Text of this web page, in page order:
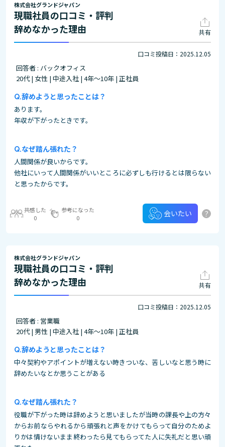
株式会社グランドジャパン
現職社員の口コミ・評判
辞めなかった理由
共有
口コミ投稿日：2025.12.05
回答者 : バックオフィス
20代 | 女性 | 中途入社 | 4年～10年 | 正社員
辞めようと思ったことは？
あります。
年収が下がったときです。
なぜ踏ん張れた？
人間関係が良いからです。
他社にいって人間関係がいいところに必ずしも行けるとは限らない
と思ったからです。
共感した
0
参考になった
0
会いたい ?
株式会社グランドジャパン
現職社員の口コミ・評判
辞めなかった理由
共有
口コミ投稿日：2025.12.05
回答者 : 営業職
20代 | 男性 | 中途入社 | 4年～10年 | 正社員
辞めようと思ったことは？
中々契約やアポイントが増えない時きついな、苦しいなと思う時に
辞めたいなとか思うことがある
なぜ踏ん張れた？
役職が下がった時は辞めようと思いましたが当時の課長や上の方々
からお前ならやれるから頑張れと声をかけてもらって自分のためよ
りかは情けないまま終わったら見てもらってた人に失礼だと思い頑